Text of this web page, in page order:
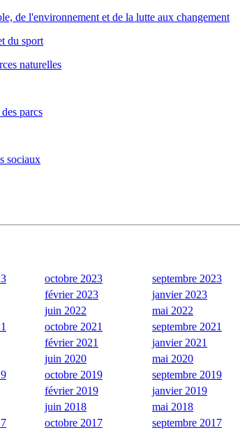
de l'environnement et de la lutte aux changement
du sport
naturelles
parcs
sociaux
octobre 2023 septembre 2023
février 2023 janvier 2023
juin 2022 mai 2022
octobre 2021 septembre 2021
février 2021 janvier 2021
juin 2020 mai 2020
octobre 2019 septembre 2019
février 2019 janvier 2019
juin 2018 mai 2018
octobre 2017 septembre 2017